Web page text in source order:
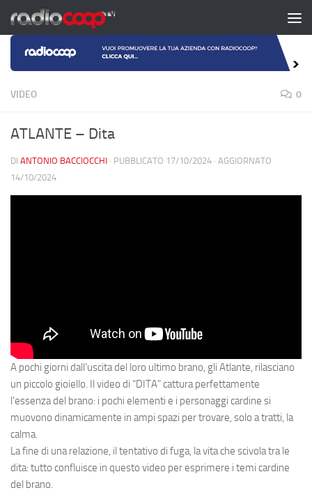
Salta al contenuto
VIDEO 0
ATLANTE – Dita
DI ANTONIO BACCIOCCHI · PUBBLICATO 17/10/2024 · AGGIORNATO
14/10/2024
A pochi giorni dall’uscita del loro ultimo brano, gli Atlante, rilasciano
un piccolo gioiello. Il video di “DITA” cattura perfettamente
l’essenza del brano: i pochi elementi e i personaggi cardine si
muovono dinamicamente in ampi spazi per trovare, solo a tratti, la
calma.
La fine di una relazione, il tentativo di fuga, la vita che scivola tra le
dita: tutto confluisce in questo video per esprimere i temi cardine
del brano.